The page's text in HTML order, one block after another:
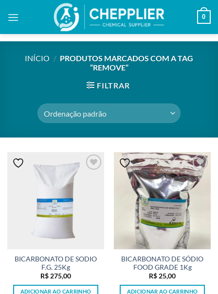
0
INÍCIO / PRODUTOS MARCADOS COM A TAG
“REMOVE”
FILTRAR
BICARBONATO DE SODIO
F.G. 25Kg
R$ 275,00
ADICIONAR AO CARRINHO
BICARBONATO DE SÓDIO
FOOD GRADE 1Kg
R$ 25,00
ADICIONAR AO CARRINHO